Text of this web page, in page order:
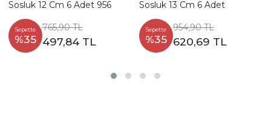
Sosluk 12 Cm 6 Adet 956
Sepette
%35
765,90 TL
497,84 TL
Sosluk 13 Cm 6 Adet
Sepette
%35
954,90 TL
620,69 TL